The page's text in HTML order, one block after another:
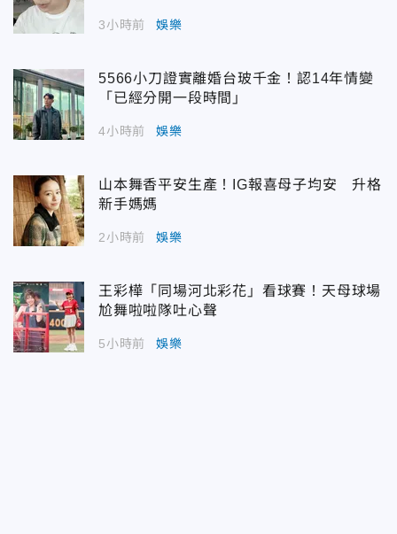
3小時前 娛樂
5566小刀證實離婚台玻千金！認14年情變
「已經分開一段時間」
4小時前 娛樂
山本舞香平安生產！IG報喜母子均安 升格
新手媽媽
2小時前 娛樂
王彩樺「同場河北彩花」看球賽！天母球場
尬舞啦啦隊吐心聲
5小時前 娛樂